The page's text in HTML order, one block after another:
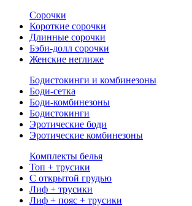
Сорочки
Короткие сорочки
Длинные сорочки
Бэби-долл сорочки
Женские неглиже
Бодистокинги и комбинезоны
Боди-сетка
Боди-комбинезоны
Бодистокинги
Эротические боди
Эротические комбинезоны
Комплекты белья
Топ + трусики
С открытой грудью
Лиф + трусики
Лиф + пояс + трусики